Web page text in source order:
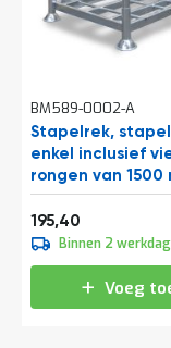
BM589-0002-A
Stapelrek,
enkel inclusief
rongen van 1500
1545x1180x1330
(lxbxh) thermisch
verzinkt
Vanaf
195,40
Binnen 2
Voeg